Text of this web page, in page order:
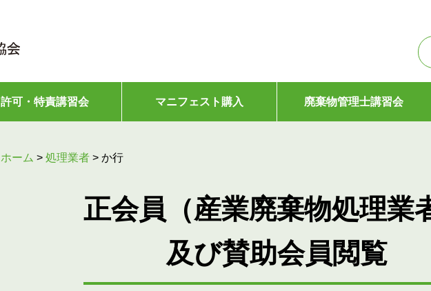
許可・特責講習会 マニフェスト購入 廃棄物管理士講習会
ホーム > 処理業者 > か行
正会員（産業廃棄物処理業
及び賛助会員閲覧